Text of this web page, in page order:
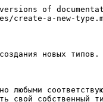
of
create-a-new-
новых типов.
любыми
свой собственный